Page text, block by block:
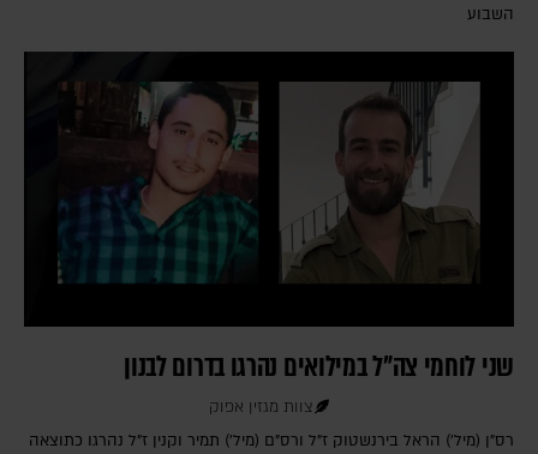
השבוע
שני לוחמי צה"ל במילואים נהרגו בדרום לבנון
צוות מגזין אפוק
רס"ן (מיל') הראל בירנשטוק ז"ל ורס"ם (מיל') תמיר וקנין ז"ל נהרגו כתוצאה